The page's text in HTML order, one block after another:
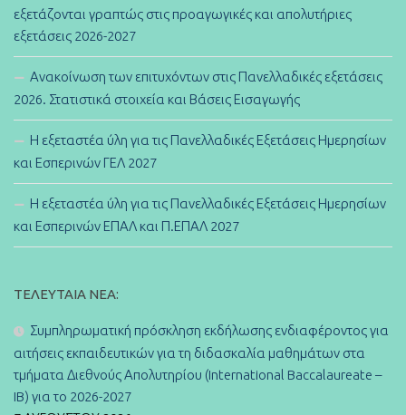
εξετάζονται γραπτώς στις προαγωγικές και απολυτήριες
εξετάσεις 2026-2027
Ανακοίνωση των επιτυχόντων στις Πανελλαδικές εξετάσεις
2026. Στατιστικά στοιχεία και Βάσεις Εισαγωγής
Η εξεταστέα ύλη για τις Πανελλαδικές Εξετάσεις Ημερησίων
και Εσπερινών ΓΕΛ 2027
Η εξεταστέα ύλη για τις Πανελλαδικές Εξετάσεις Ημερησίων
και Εσπερινών ΕΠΑΛ και Π.ΕΠΑΛ 2027
ΤΕΛΕΥΤΑΊΑ ΝΈΑ:
Συμπληρωματική πρόσκληση εκδήλωσης ενδιαφέροντος για
αιτήσεις εκπαιδευτικών για τη διδασκαλία μαθημάτων στα
τμήματα Διεθνούς Απολυτηρίου (International Baccalaureate –
IB) για το 2026-2027